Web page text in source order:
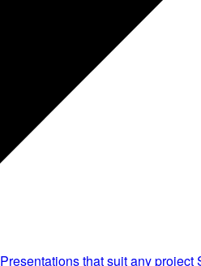
Presentations that suit any project